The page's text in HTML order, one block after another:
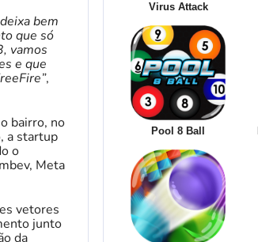
bem
que só
vamos
e que
,
bairro, no
a startup
o
Meta
vetores
junto
da
Virus Attack
Pool 8 Ball